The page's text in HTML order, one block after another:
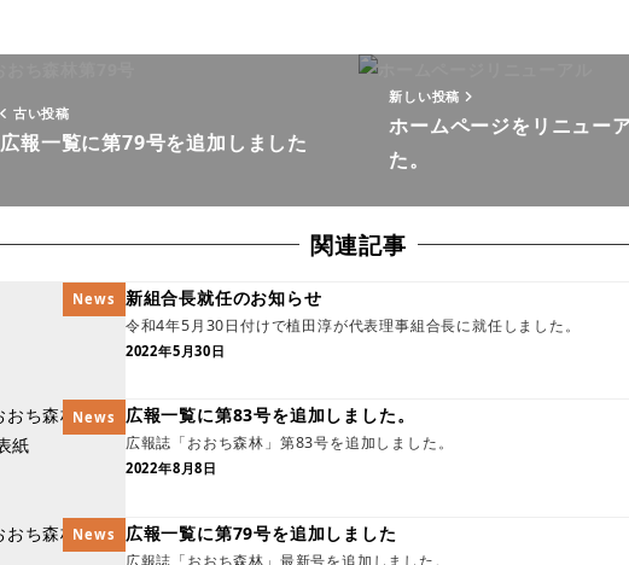
古い投稿
広報一覧に第79号を追加しました
新しい投稿
ホームページをリニュー
た。
関連記事
News 新組合長就任のお知らせ
令和4年5月30日付けで植田淳が代表理事組合長に就任しました。
2022年5月30日
News 広報一覧に第83号を追加しました。
広報誌「おおち森林」第83号を追加しました。
2022年8月8日
News 広報一覧に第79号を追加しました
広報誌「おおち森林」最新号を追加しました。